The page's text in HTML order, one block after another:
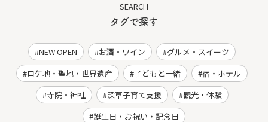
SEARCH
タグで探す
NEW OPEN お酒・ワイン
グルメ・スイーツ
ロケ地・聖地・世界遺産
子どもと一緒
宿・ホテル
寺院・神社
深草子育て支援
観光・体験
誕生日・お祝い・記念日